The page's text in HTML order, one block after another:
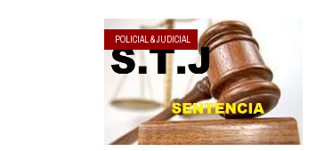
POLICIAL & JUDICIAL